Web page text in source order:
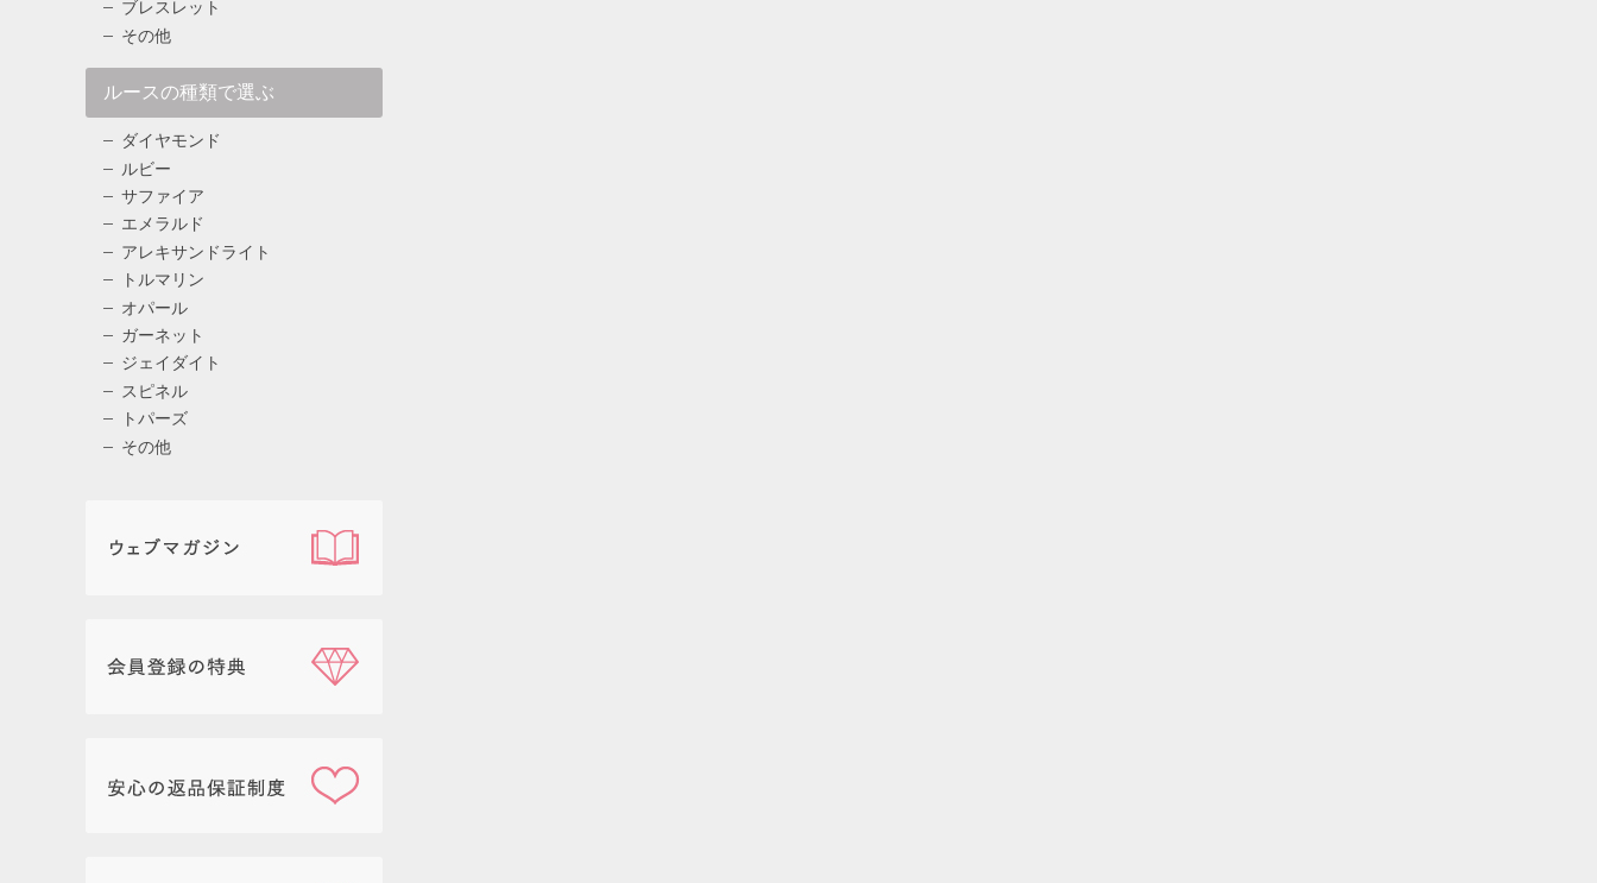
ブレスレット
その他
ルースの種類で選ぶ
ダイヤモンド
ルビー
サファイア
エメラルド
アレキサンドライト
トルマリン
オパール
ガーネット
ジェイダイト
スピネル
トパーズ
その他